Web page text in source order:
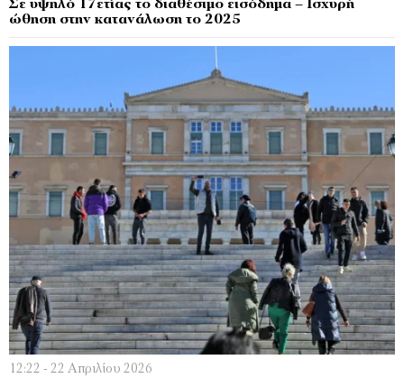
Σε υψηλό 17ετίας το διαθέσιμο εισόδημα – Ισχυρή
ώθηση στην κατανάλωση το 2025
12:22 - 22 Απριλίου 2026